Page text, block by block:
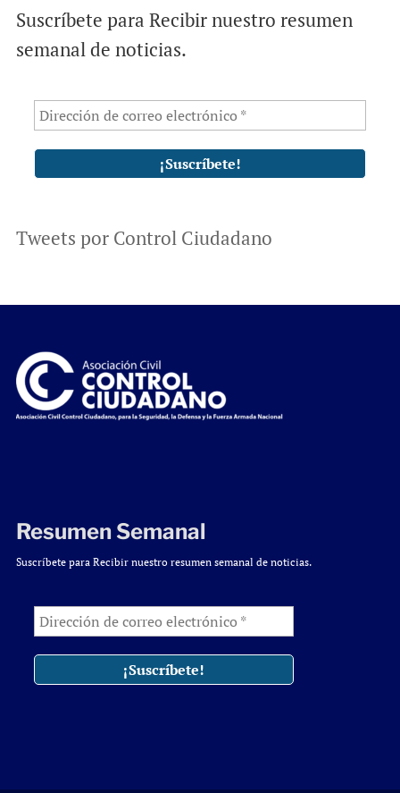
Suscríbete para Recibir nuestro resumen
semanal de noticias.
Tweets por Control Ciudadano
Resumen Semanal
Suscríbete para Recibir nuestro resumen semanal de noticias.